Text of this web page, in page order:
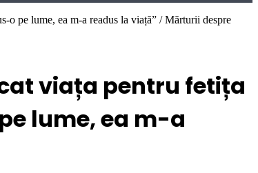
o pe lume, ea m-a readus la viață” / Mărturii despre
viața pentru fetița
lume, ea m-a